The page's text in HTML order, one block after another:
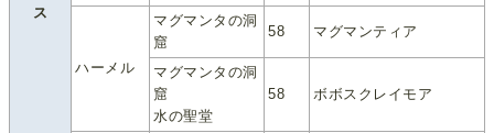
ス
ハーメル
マグマンタの洞
窟
58 マグマンティア
マグマンタの洞
窟
水の聖堂
58 ボボスクレイモア